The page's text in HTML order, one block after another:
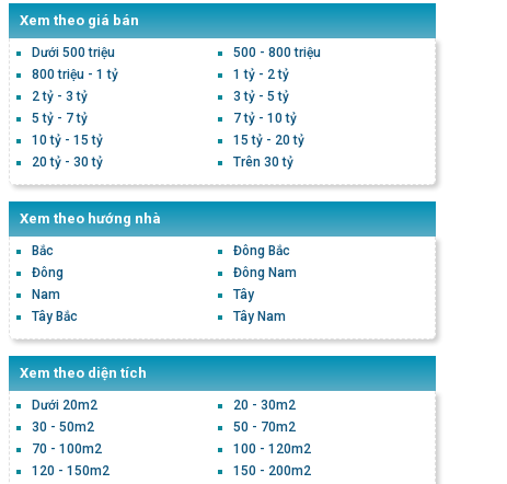
Xem theo giá bán
Dưới 500 triệu
500 - 800 triệu
800 triệu - 1 tỷ
1 tỷ - 2 tỷ
2 tỷ - 3 tỷ
3 tỷ - 5 tỷ
5 tỷ - 7 tỷ
7 tỷ - 10 tỷ
10 tỷ - 15 tỷ
15 tỷ - 20 tỷ
20 tỷ - 30 tỷ
Trên 30 tỷ
Xem theo hướng nhà
Bắc
Đông Bắc
Đông
Đông Nam
Nam
Tây
Tây Bắc
Tây Nam
Xem theo diện tích
Dưới 20m2
20 - 30m2
30 - 50m2
50 - 70m2
70 - 100m2
100 - 120m2
120 - 150m2
150 - 200m2